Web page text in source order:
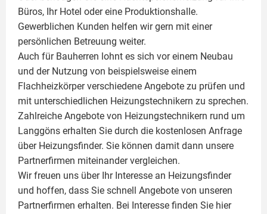
Büros, Ihr Hotel oder eine Produktionshalle.
Gewerblichen Kunden helfen wir gern mit einer
persönlichen Betreuung weiter.
Auch für Bauherren lohnt es sich vor einem Neubau
und der Nutzung von beispielsweise einem
Flachheizkörperverschiedene Angebote zu prüfen und
mit unterschiedlichen Heizungstechnikern zu sprechen.
Zahlreiche Angebote von Heizungstechnikern rund um
Langgöns erhalten Sie durch die kostenlosen Anfrage
über Heizungsfinder. Sie können damit dann unsere
Partnerfirmen miteinander vergleichen.
Wir freuen uns über Ihr Interesse an Heizungsfinder
und hoffen, dass Sie schnell Angebote von unseren
Partnerfirmen erhalten. Bei Interesse finden Sie hier